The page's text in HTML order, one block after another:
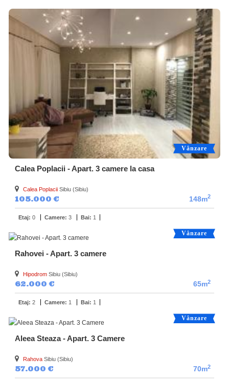
Vânzare
Calea Poplacii - Apart. 3 camere la casa
Calea Poplacii Sibiu (Sibiu)
105.000 € 148m2
Etaj: 0 Camere: 3 Bai: 1
Vânzare
Rahovei - Apart. 3 camere
Hipodrom Sibiu (Sibiu)
62.000 € 65m2
Etaj: 2 Camere: 1 Bai: 1
Vânzare
Aleea Steaza - Apart. 3 Camere
Rahova Sibiu (Sibiu)
57.000 € 70m2